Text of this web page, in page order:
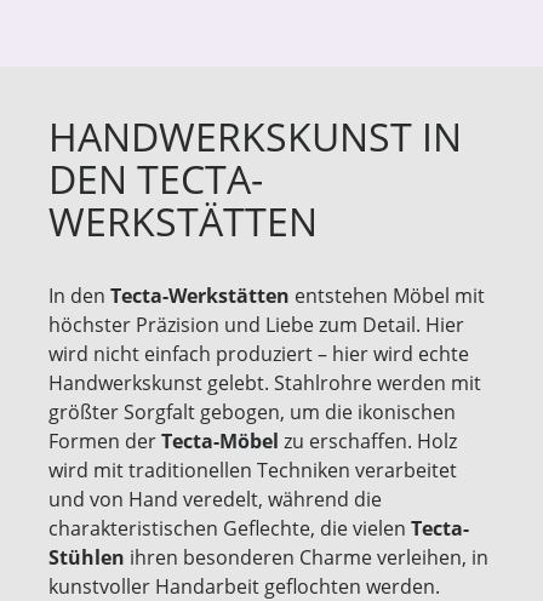
HANDWERKSKUNST IN
DEN TECTA-
WERKSTÄTTEN
In den Tecta-Werkstätten entstehen Möbel mit
höchster Präzision und Liebe zum Detail. Hier
wird nicht einfach produziert – hier wird echte
Handwerkskunst gelebt. Stahlrohre werden mit
größter Sorgfalt gebogen, um die ikonischen
Formen derTecta-Möbel zu erschaffen. Holz
wird mit traditionellen Techniken verarbeitet
und von Hand veredelt, während die
charakteristischen Geflechte, die vielen Tecta-
Stühlen ihren besonderen Charme verleihen, in
kunstvoller Handarbeit geflochten werden.